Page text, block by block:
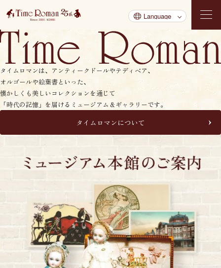
タイムロマンは、アンティークドールやテディベア、
オルゴールや絵葉書といった、
懐かしくも美しいコレクションを通じて
「時代の記憶」を届けるミュージアム＆ギャラリーです。
タイムロマンについて